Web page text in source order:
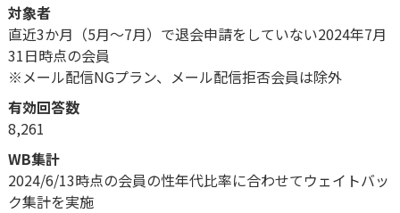
対象者
直近3か月（5月～7月）で退会申請をしていない2024年7月
31日時点の会員
※メール配信NGプラン、メール配信拒否会員は除外
有効回答数
8,261
WB集計
2024/6/13時点の会員の性年代比率に合わせてウェイトバッ
ク集計を実施